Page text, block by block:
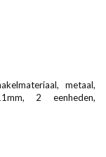
metaal,
2 eenheden,